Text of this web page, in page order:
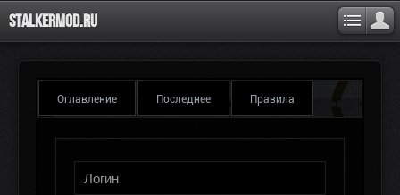
Stalkermod.ru
Оглавление Последнее Правила